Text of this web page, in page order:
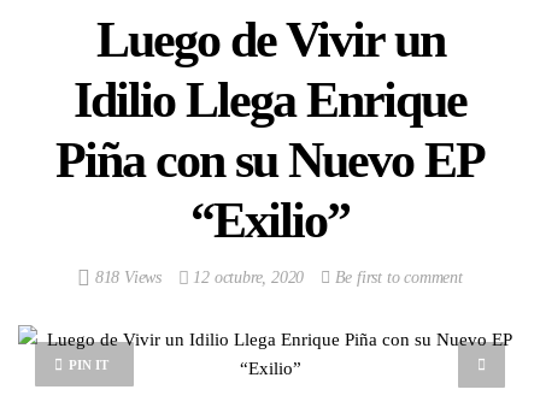
Luego de Vivir un
Idilio Llega Enrique
Piña con su Nuevo EP
“Exilio”
818 Views 12 octubre, 2020 Be first to comment
PIN IT